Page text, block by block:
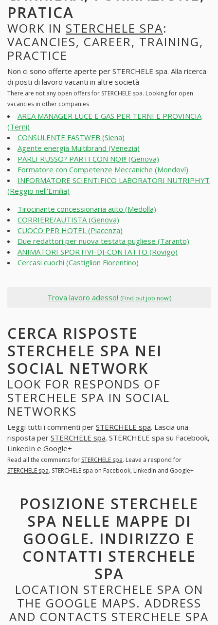
PRATICA
WORK IN STERCHELE SPA:
VACANCIES, CAREER, TRAINING,
PRACTICE
Non ci sono offerte aperte per STERCHELE spa. Alla ricerca
di posti di lavoro vacanti in altre società
There are not any open offers for STERCHELE spa. Looking for open
vacancies in other companies
AREA MANAGER LUCE E GAS PER TERNI E PROVINCIA
(Terni)
CONSULENTE FASTWEB (Siena)
Agente energia Multibrand (Venezia)
PARLI RUSSO? PARTI CON NOI!! (Genova)
Formatore con Competenze Meccaniche (Mondovì)
INFORMATORE SCIENTIFICO LABORATORI NUTRIPHYT
(Reggio nell'Emilia)
Tirocinante concessionaria auto (Medolla)
CORRIERE/AUTISTA (Genova)
CUOCO PER HOTEL (Piacenza)
Due redattori per nuova testata pugliese (Taranto)
ANIMATORI SPORTIVI-DJ-CONTATTO (Rovigo)
Cercasi cuochi (Castiglion Fiorentino)
Trova lavoro adesso! (Find out job now!)
CERCA RISPOSTE
STERCHELE SPA NEI
SOCIAL NETWORK
LOOK FOR RESPONDS OF
STERCHELE SPA IN SOCIAL
NETWORKS
Leggi tutti i commenti per STERCHELE spa. Lascia una
risposta per STERCHELE spa. STERCHELE spa su Facebook,
LinkedIn e Google+
Read all the comments for STERCHELE spa. Leave a respond for
STERCHELE spa. STERCHELE spa on Facebook, LinkedIn and Google+
POSIZIONE STERCHELE
SPA NELLE MAPPE DI
GOOGLE. INDIRIZZO E
CONTATTI STERCHELE
SPA
LOCATION STERCHELE SPA ON
THE GOOGLE MAPS. ADDRESS
AND CONTACTS STERCHELE SPA